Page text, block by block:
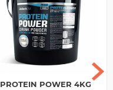
PROTEIN POWER 4KG